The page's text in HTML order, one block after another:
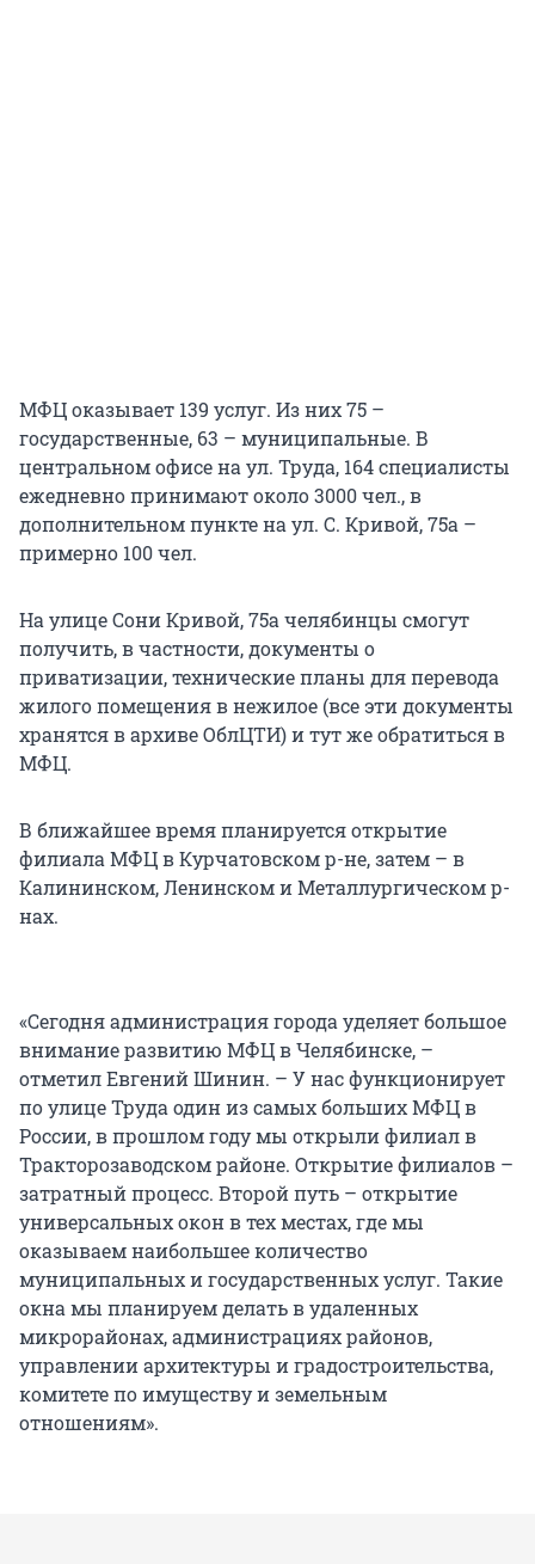
МФЦ оказывает 139 услуг. Из них 75 –
государственные, 63 – муниципальные. В
центральном офисе на ул. Труда, 164 специалисты
ежедневно принимают около 3000 чел., в
дополнительном пункте на ул. С. Кривой, 75а –
примерно 100 чел.
На улице Сони Кривой, 75а челябинцы смогут
получить, в частности, документы о
приватизации, технические планы для перевода
жилого помещения в нежилое (все эти документы
хранятся в архиве ОблЦТИ) и тут же обратиться в
МФЦ.
В ближайшее время планируется открытие
филиала МФЦ в Курчатовском р-не, затем – в
Калининском, Ленинском и Металлургическом р-
нах.
«Сегодня администрация города уделяет большое
внимание развитию МФЦ в Челябинске, –
отметил Евгений Шинин. – У нас функционирует
по улице Труда один из самых больших МФЦ в
России, в прошлом году мы открыли филиал в
Тракторозаводском районе. Открытие филиалов –
затратный процесс. Второй путь – открытие
универсальных окон в тех местах, где мы
оказываем наибольшее количество
муниципальных и государственных услуг. Такие
окна мы планируем делать в удаленных
микрорайонах, администрациях районов,
управлении архитектуры и градостроительства,
комитете по имуществу и земельным
отношениям».